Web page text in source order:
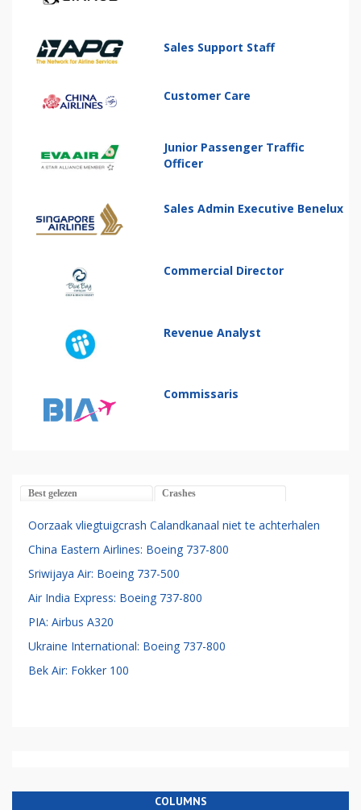
Sales Support Staff
Customer Care
Junior Passenger Traffic
Officer
Sales Admin Executive Benelux
Commercial Director
Revenue Analyst
Commissaris
Best gelezen Crashes
Oorzaak vliegtuigcrash Calandkanaal niet te achterhalen
China Eastern Airlines: Boeing 737-800
Sriwijaya Air: Boeing 737-500
Air India Express: Boeing 737-800
PIA: Airbus A320
Ukraine International: Boeing 737-800
Bek Air: Fokker 100
COLUMNS